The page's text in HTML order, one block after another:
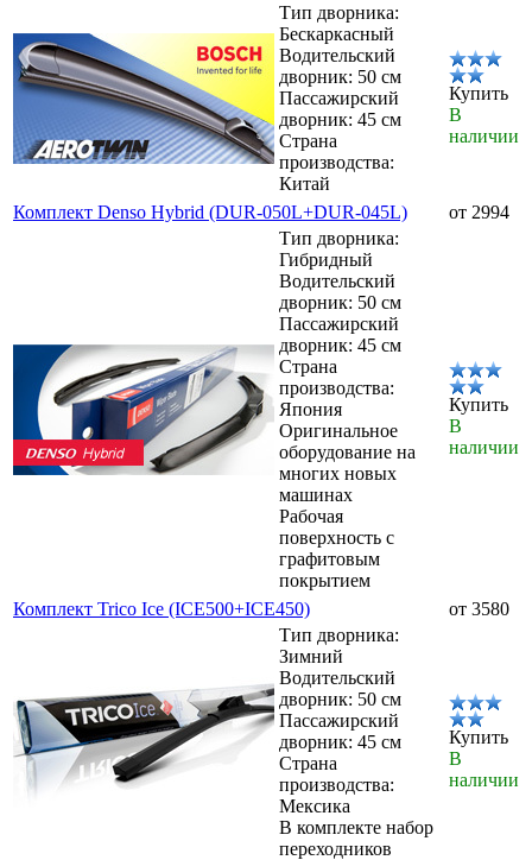
Тип дворника:
Бескаркасный
Водительский
дворник: 50 см
Пассажирский
дворник: 45 см
Страна
производства:
Китай
Купить
В
наличии
Комплект Denso Hybrid (DUR-050L+DUR-045L)
от 2994
Тип дворника:
Гибридный
Водительский
дворник: 50 см
Пассажирский
дворник: 45 см
Страна
производства:
Япония
Оригинальное
оборудование на
многих новых
машинах
Рабочая
поверхность с
графитовым
покрытием
Купить
В
наличии
Комплект Trico Ice (ICE500+ICE450)
от 3580
Тип дворника:
Зимний
Водительский
дворник: 50 см
Пассажирский
дворник: 45 см
Страна
производства:
Мексика
В комплекте набор
переходников
Купить
В
наличии